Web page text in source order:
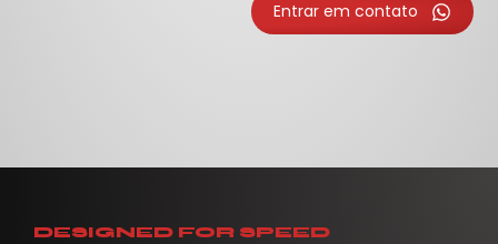
Entrar em contato
DESIGNED FOR SPEED